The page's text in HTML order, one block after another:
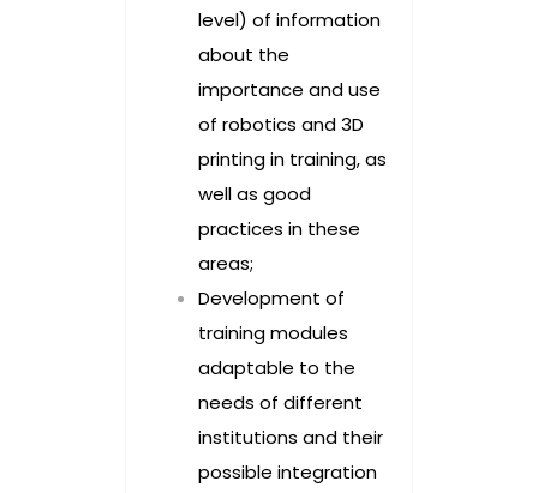
level) of information
about the
importance and use
of robotics and 3D
printing in training, as
well as good
practices in these
areas;
Development of
training modules
adaptable to the
needs of different
institutions and their
possible integration